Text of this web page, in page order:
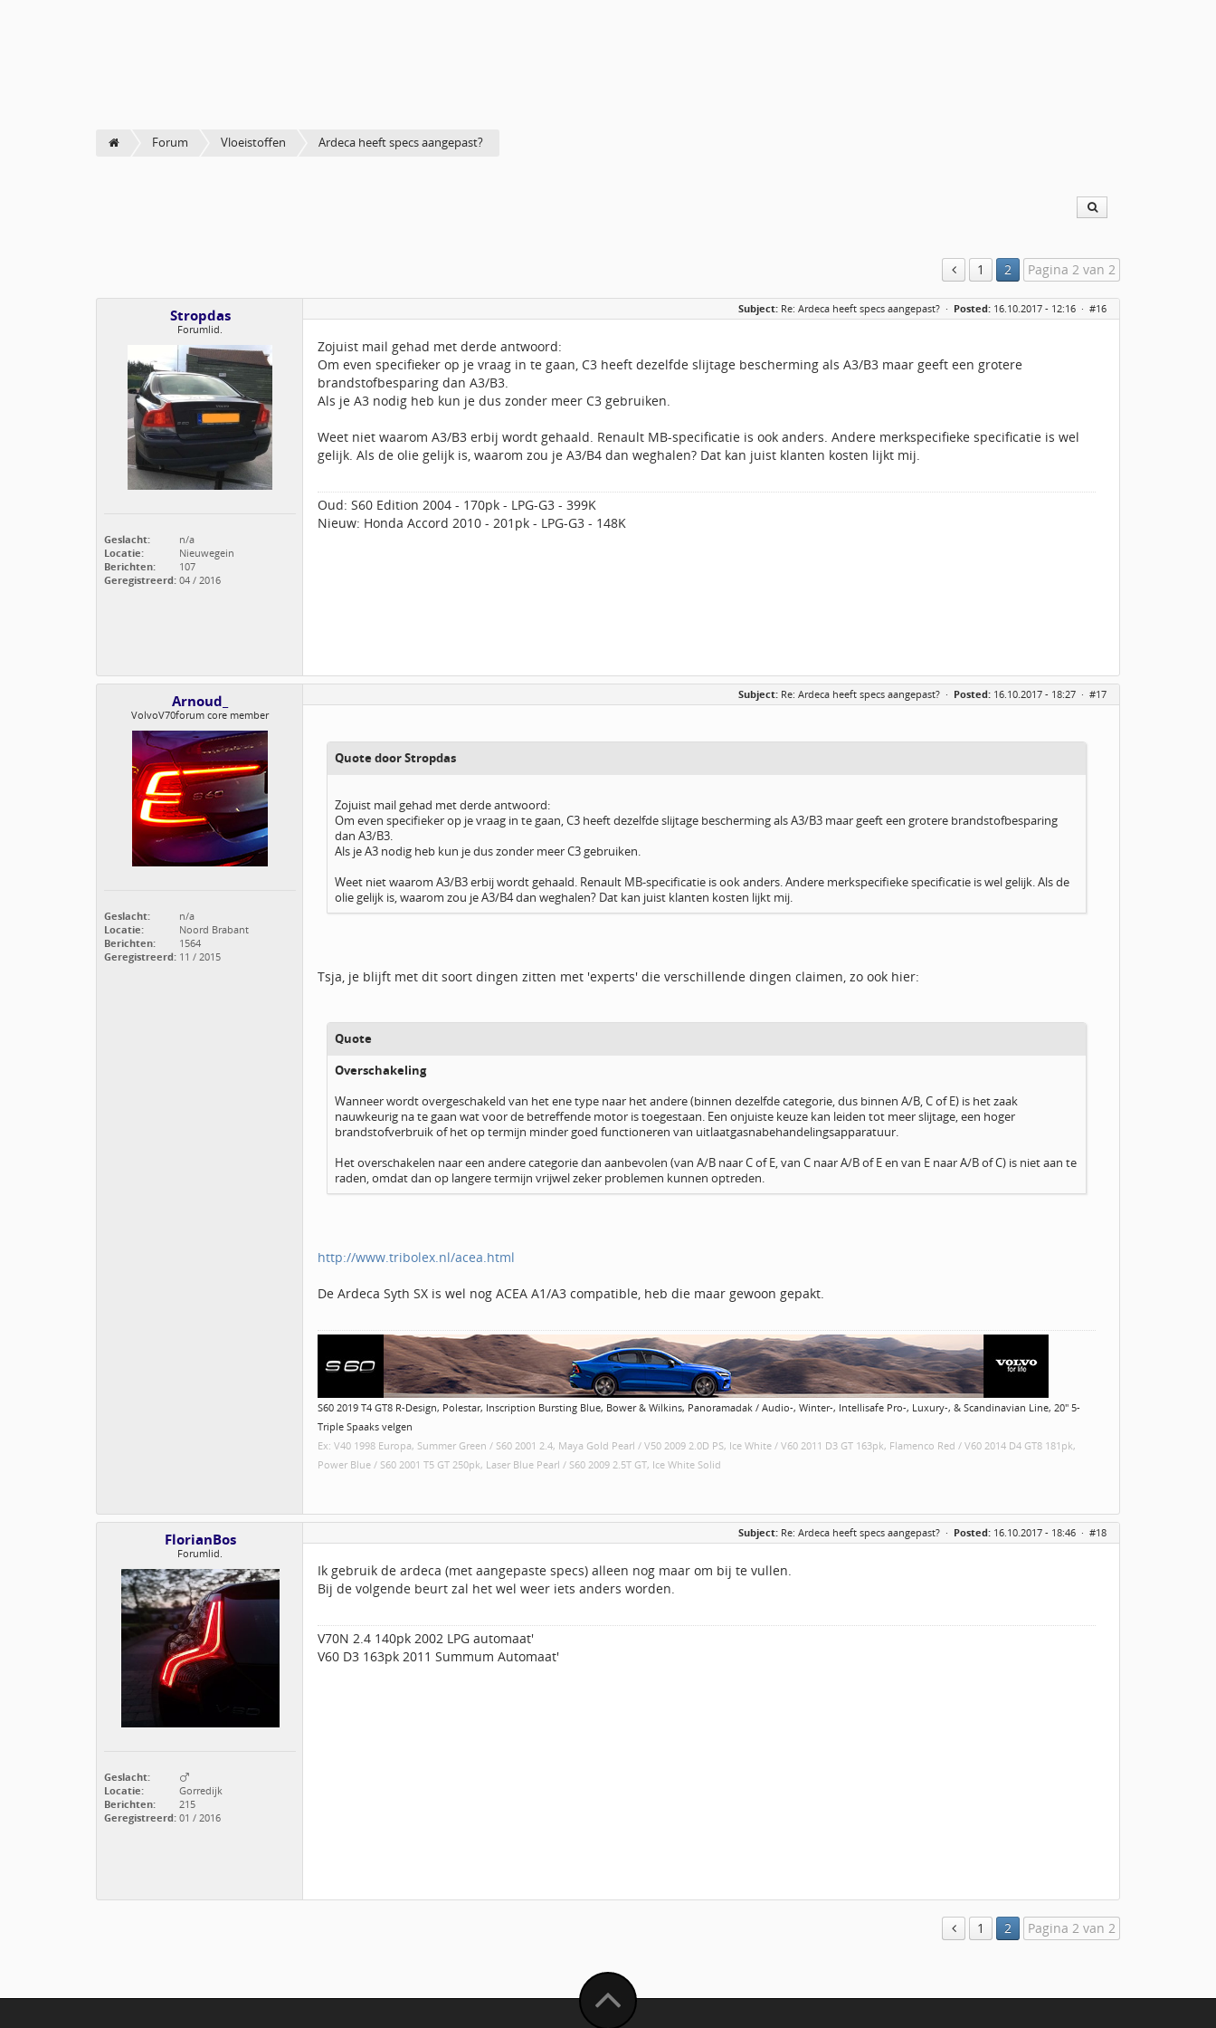
Forum Vloeistoffen Ardeca heeft specs aangepast?
1 2 Pagina 2 van 2
Stropdas
Forumlid.
Geslacht:
n/a
Locatie:
Nieuwegein
Berichten:
107
Geregistreerd: 04 / 2016
Subject: Re: Ardeca heeft specs aangepast? · Posted: 16.10.2017 - 12:16 · #16
Zojuist mail gehad met derde antwoord:
Om even specifieker op je vraag in te gaan, C3 heeft dezelfde slijtage bescherming als A3/B3 maar geeft een grotere
brandstofbesparing dan A3/B3.
Als je A3 nodig heb kun je dus zonder meer C3 gebruiken.
Weet niet waarom A3/B3 erbij wordt gehaald. Renault MB-specificatie is ook anders. Andere merkspecifieke specificatie is wel
gelijk. Als de olie gelijk is, waarom zou je A3/B4 dan weghalen? Dat kan juist klanten kosten lijkt mij.
Oud: S60 Edition 2004 - 170pk - LPG-G3 - 399K
Nieuw: Honda Accord 2010 - 201pk - LPG-G3 - 148K
Arnoud_
VolvoV70forum core member
Geslacht:
n/a
Locatie:
Noord Brabant
Berichten:
1564
Geregistreerd: 11 / 2015
Subject: Re: Ardeca heeft specs aangepast? · Posted: 16.10.2017 - 18:27 · #17
Quote door Stropdas
Zojuist mail gehad met derde antwoord:
Om even specifieker op je vraag in te gaan, C3 heeft dezelfde slijtage bescherming als A3/B3 maar geeft een grotere brandstofbesparing
dan A3/B3.
Als je A3 nodig heb kun je dus zonder meer C3 gebruiken.
Weet niet waarom A3/B3 erbij wordt gehaald. Renault MB-specificatie is ook anders. Andere merkspecifieke specificatie is wel gelijk. Als de
olie gelijk is, waarom zou je A3/B4 dan weghalen? Dat kan juist klanten kosten lijkt mij.
Tsja, je blijft met dit soort dingen zitten met 'experts' die verschillende dingen claimen, zo ook hier:
Quote
Overschakeling
Wanneer wordt overgeschakeld van het ene type naar het andere (binnen dezelfde categorie, dus binnen A/B, C of E) is het zaak
nauwkeurig na te gaan wat voor de betreffende motor is toegestaan. Een onjuiste keuze kan leiden tot meer slijtage, een hoger
brandstofverbruik of het op termijn minder goed functioneren van uitlaatgasnabehandelingsapparatuur.
Het overschakelen naar een andere categorie dan aanbevolen (van A/B naar C of E, van C naar A/B of E en van E naar A/B of C) is niet aan te
raden, omdat dan op langere termijn vrijwel zeker problemen kunnen optreden.
http://www.tribolex.nl/acea.html
De Ardeca Syth SX is wel nog ACEA A1/A3 compatible, heb die maar gewoon gepakt.
S60 2019 T4 GT8 R-Design, Polestar, Inscription Bursting Blue, Bower & Wilkins, Panoramadak / Audio-, Winter-, Intellisafe Pro-, Luxury-, & Scandinavian Line, 20" 5-
Triple Spaaks velgen
Ex: V40 1998 Europa, Summer Green / S60 2001 2.4, Maya Gold Pearl / V50 2009 2.0D PS, Ice White / V60 2011 D3 GT 163pk, Flamenco Red / V60 2014 D4 GT8 181pk,
Power Blue / S60 2001 T5 GT 250pk, Laser Blue Pearl / S60 2009 2.5T GT, Ice White Solid
FlorianBos
Forumlid.
Geslacht:
Locatie:
Gorredijk
Berichten:
215
Geregistreerd: 01 / 2016
Subject: Re: Ardeca heeft specs aangepast? · Posted: 16.10.2017 - 18:46 · #18
Ik gebruik de ardeca (met aangepaste specs) alleen nog maar om bij te vullen.
Bij de volgende beurt zal het wel weer iets anders worden.
V70N 2.4 140pk 2002 LPG automaat'
V60 D3 163pk 2011 Summum Automaat'
1 2 Pagina 2 van 2